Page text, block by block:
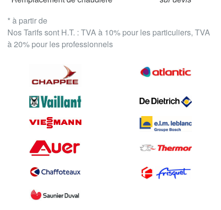
* à partir de
Nos Tarifs sont H.T. : TVA à 10% pour les particuliers, TVA
à 20% pour les professionnels